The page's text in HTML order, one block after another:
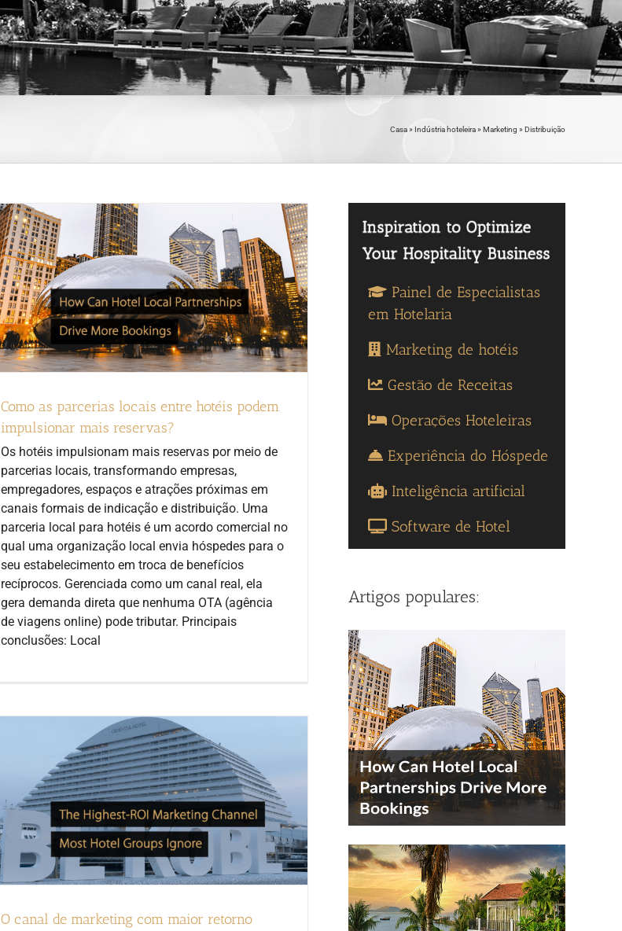
Casa» Indústria hoteleira» Marketing » Distribuição
Como as parcerias locais entre hotéis podem
impulsionar mais reservas?
Os hotéis impulsionam mais reservas por meio de
parcerias locais, transformando empresas,
empregadores, espaços e atrações próximas em
canais formais de indicação e distribuição. Uma
parceria local para hotéis é um acordo comercial no
qual uma organização local envia hóspedes para o
seu estabelecimento em troca de benefícios
recíprocos. Gerenciada como um canal real, ela
gera demanda direta que nenhuma OTA (agência
de viagens online) pode tributar. Principais
conclusões: Local
O canal de marketing com maior retorno
Painel de Especialistas
em Hotelaria
Marketing de hotéis
Gestão de Receitas
Operações Hoteleiras
Experiência do Hóspede
Inteligência artificial
Software de Hotel
Artigos populares: